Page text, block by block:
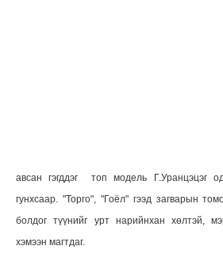
авсан гэгддэг топ модель Г.Уранцэцэг
гунхсаар. "Торго", "Гоёл" гээд загварын
болдог түүнийг урт нарийнхан хөлтэй,
хэмээн магтдаг.